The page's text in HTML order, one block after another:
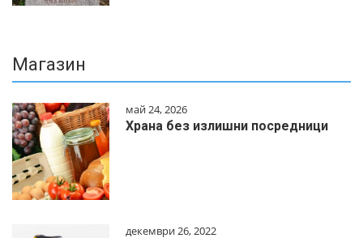
Магазин
май 24, 2026
Храна без излишни посредници
декември 26, 2022